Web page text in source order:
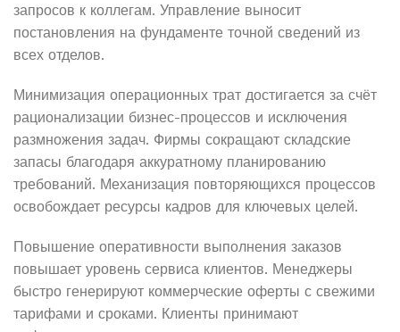
запросов к коллегам. Управление выносит
постановления на фундаменте точной сведений из
всех отделов.
Минимизация операционных трат достигается за счёт
рационализации бизнес-процессов и исключения
размножения задач. Фирмы сокращают складские
запасы благодаря аккуратному планированию
требований. Механизация повторяющихся процессов
освобождает ресурсы кадров для ключевых целей.
Повышение оперативности выполнения заказов
повышает уровень сервиса клиентов. Менеджеры
быстро генерируют коммерческие оферты с свежими
тарифами и сроками. Клиенты принимают